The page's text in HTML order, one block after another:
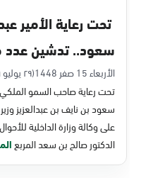
التوجه للموقع
الدمام, الدمام
الأحد - الخميس (08:00-14:30)
التوجه للموقع
الدمام,
تحت رعاية الأمير
سعود.. تدشين عدد
التحول الرقمي
للأحوال المدنية
الأربعاء 15 صفر 1448
(٢٩ يوليو ٢٠٢٦)
تحت رعاية صاحب السمو الملكي
سعود بن نايف بن عبدالعزيز
على وكالة وزارة الداخلية
الدكتور صالح بن سعد المربع